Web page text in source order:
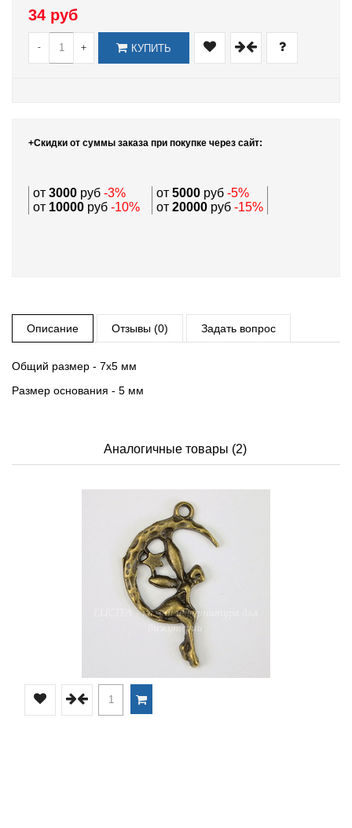
34 руб
- + КУПИТЬ
+Скидки от суммы заказа при покупке через сайт:
от 3000 руб -3% от 5000 руб -5%
от 10000 руб -10% от 20000 руб -15%
Описание Отзывы (0) Задать вопрос
Общий размер - 7х5 мм
Размер основания - 5 мм
Аналогичные товары (2)